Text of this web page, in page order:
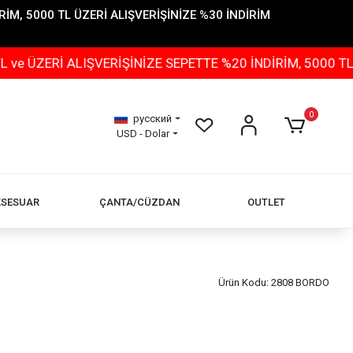
5000 TL ÜZERİ ALIŞVERİŞİNİZE %30 İNDİRİM
SEPETTE %20 İNDİRİM, 5000 TL ÜZERİ
русский
USD - Dolar
0
ÇANTA/CÜZDAN OUTLET
Ürün Kodu: 2808 BORDO